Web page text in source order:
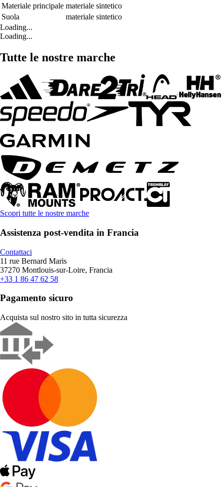
Materiale principale materiale sintetico
Suola
materiale sintetico
Loading...
Loading...
Tutte le nostre marche
Scopri tutte le nostre marche
Assistenza post-vendita in Francia
Contattaci
11 rue Bernard Maris
37270 Montlouis-sur-Loire, Francia
+33 1 86 47 62 58
Pagamento sicuro
Acquista sul nostro sito in tutta sicurezza